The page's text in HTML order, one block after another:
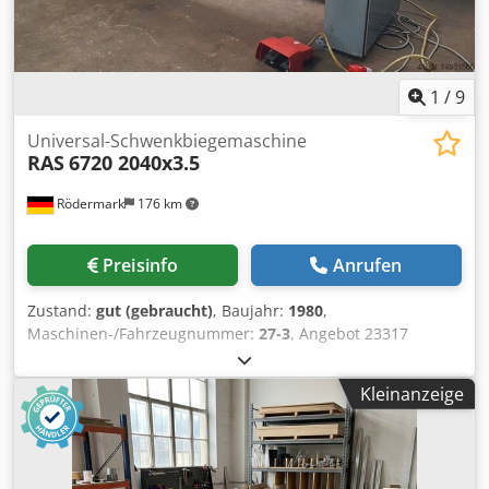
1 /9
Rödermark 176 km
Universal-Schwenkbiegemaschine
RAS6720 2040x3.5
Preisinfo Anrufen
Zustand: gut (gebraucht), Baujahr: 1980,
Maschinen-/Fahrzeugnummer: 27-3, Angebot 23317
Technische Daten: - max. Arbeitsbreite 2040 mm - max.
Materialstärke bei 40 kp / mm² Festigkeit 3,5 mm -
Biegewinkeleinstellung elektronisch vorwählbar 0 - 135 ° -
kleinster Biegeradius 1,25 x Blechdicke - kleinste
Innenbordhöhe 6 x Blechdicke Dedpforklfrjx Acqjkr -
automatische Folgesteuerung für einen kompletten
Kleinanzeige